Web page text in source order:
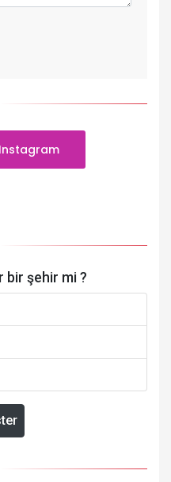
Instagram
bir şehir mi ?